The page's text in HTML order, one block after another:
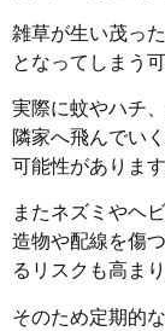
雑草が生い茂っ
となってしまう
実際に蚊やハチ
隣家へ飛んでい
可能性があります
またネズミやヘ
造物や配線を傷
るリスクも高まり
そのため定期的